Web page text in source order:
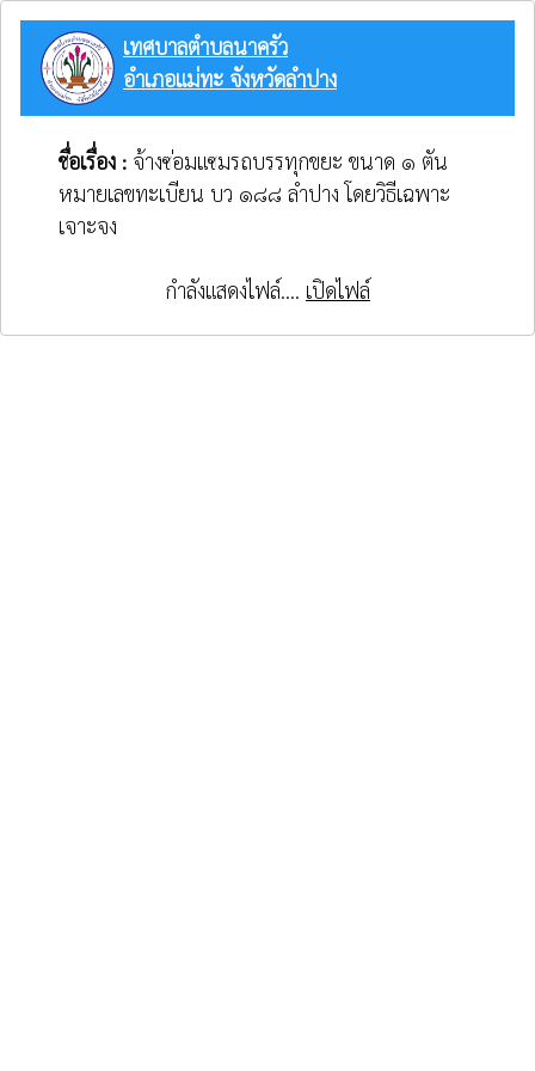
เทศบาลตำบลนาครัว
อำเภอแม่ทะ จังหวัดลำปาง
ชื่อเรื่อง : จ้างซ่อมแซมรถบรรทุกขยะ ขนาด ๑ ตัน
หมายเลขทะเบียน บว ๑๘๘ ลำปาง โดยวิธีเฉพาะ
เจาะจง
กำลังแสดงไฟล์.... เปิดไฟล์